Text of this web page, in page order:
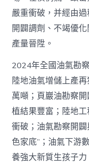
嚴重衝破，并經由
開闢調劑、不竭優
產量晉陞。
2024年全國油氣勘
陸地油氣增儲上產
萬噸；頁巖油勘察
植結果豐富；陸地
衝破；油氣勘察開
色家底”；油氣下游
養強大新質生孩子